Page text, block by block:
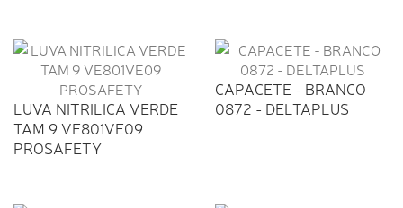
LUVA NITRILICA VERDE
TAM 9 VE801VE09
PROSAFETY
CAPACETE - BRANCO
0872 - DELTAPLUS